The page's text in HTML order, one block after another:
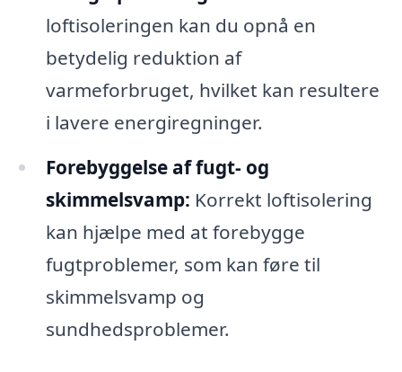
loftisoleringen kan du opnå en
betydelig reduktion af
varmeforbruget, hvilket kan resultere
i lavere energiregninger.
Forebyggelse af fugt- og
skimmelsvamp: Korrekt loftisolering
kan hjælpe med at forebygge
fugtproblemer, som kan føre til
skimmelsvamp og
sundhedsproblemer.